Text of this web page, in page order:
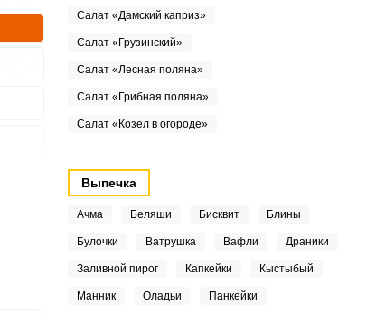
Салат «Дамский каприз»
Салат «Грузинский»
Салат «Лесная поляна»
Салат «Грибная поляна»
Салат «Козел в огороде»
Выпечка
Ачма Беляши Бисквит Блины
Булочки Ватрушка Вафли Драники
Заливной пирог Капкейки Кыстыбый
Манник Оладьи Панкейки